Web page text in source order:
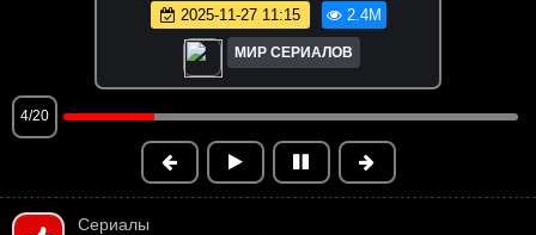
2025-11-27 11:15 2.4M
МИР СЕРИАЛОВ
4/20
Сериалы